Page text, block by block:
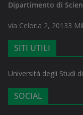
Dipartimento di
via Celoria 2, 20133
SITI UTILI
Università degli Studi
SOCIAL